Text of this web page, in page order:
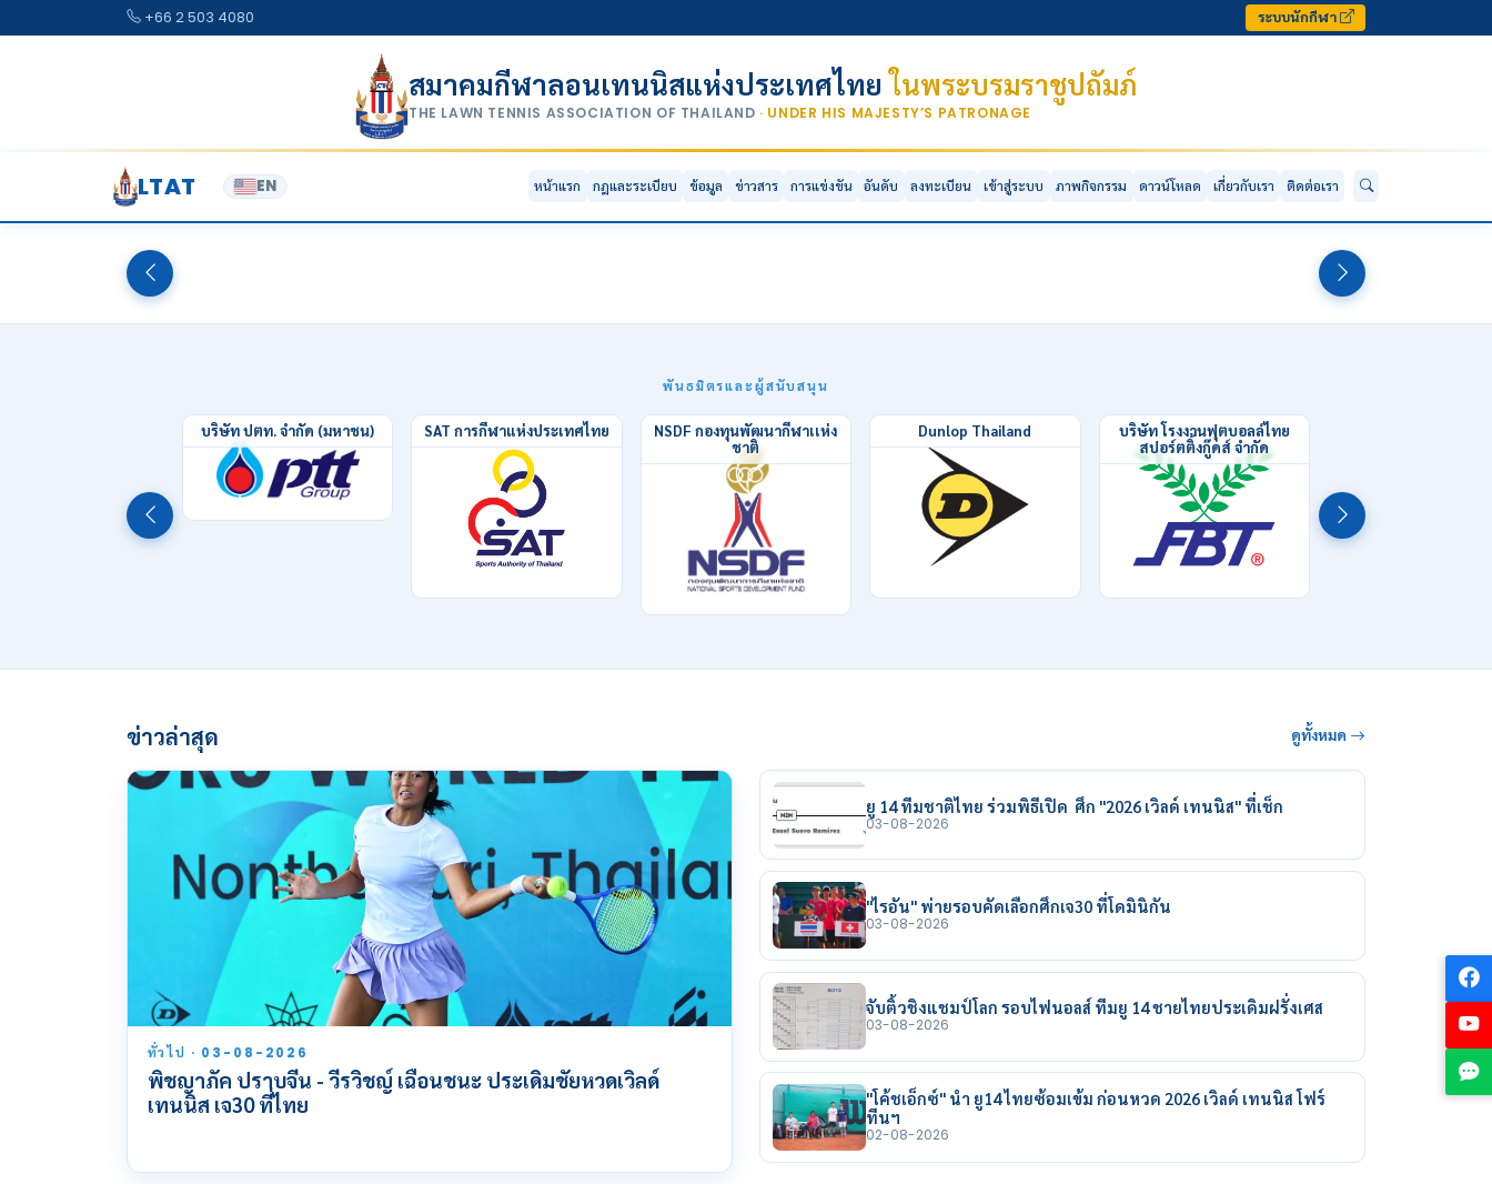
+66 2 503 4080 ระบบนักกีฬา
สมาคมกีฬาลอนเทนนิสแห่งประเทศไทยในพระบรมราชูปถัมภ์
THE LAWN TENNIS ASSOCIATION OF THAILAND · UNDER HIS MAJESTY’S PATRONAGE
LTAT EN หน้าแรก กฎและระเบียบ ข้อมูล ข่าวสาร การแข่งขัน อันดับ ลงทะเบียน เข้าสู่ระบบ ภาพกิจกรรม ดาวน์โหลด เกี่ยวกับเรา ติดต่อเรา
สร้างกำลังใจโดย นายสุชัย พรชัยสกุล ประธาน
สมาคมเทนนิสแห่งประเทศไทย พระบรม
ราชูปถัมภ์
ทั่วไป · 03-08-2026
พิชญาภัค ปราบจีน - วีรวิชญ์ เฉือนชนะ
ทั่วไป · 03-08-2026
ยู 14 ทีมชาติไทย ร่วมพิธีเปิด ศึก "2026
ทั่วไป · 03-08-
"ไรอัน" พ่ายรอบคั
พันธมิตรและผู้สนับสนุน
บริษัท ปตท. จำกัด (มหาชน) SAT การกีฬาแห่งประเทศไทย
NSDF กองทุนพัฒนากีฬาเเห่ง
ชาติ
Dunlop Thailand
บริษัท โรงงานฟุตบอลล์ไทย
สปอร์ตติ้งกู๊ดส์ จำกัด
ข่าวล่าสุด ดูทั้งหมด
ทั่วไป · 03-08-2026
พิชญาภัค ปราบจีน - วีรวิชญ์ เฉือนชนะ ประเดิมชัยหวดเวิลด์
เทนนิส เจ30 ที่ไทย
ยู 14 ทีมชาติไทย ร่วมพิธีเปิด ศึก "2026 เวิลด์ เทนนิส" ที่เช็ก
03-08-2026
"ไรอัน" พ่ายรอบคัดเลือกศึกเจ30 ที่โดมินิกัน
03-08-2026
จับติ้วชิงแชมป์โลก รอบไฟนอลส์ ทีมยู 14 ชายไทยประเดิมฝรั่งเศส
03-08-2026
"โค้ชเอ็กซ์" นำ ยู14 ไทยซ้อมเข้ม ก่อนหวด 2026 เวิลด์ เทนนิส โฟร์
ทีนฯ
02-08-2026